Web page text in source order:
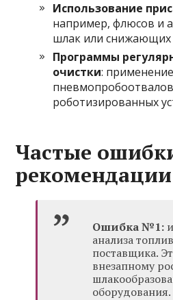
Использование
например, флюсов и
шлак или снижающих
Программы
очистки: применение
роботизированных
Частые
рекомендации
Ошибка №1:
анализа
поставщика.
внезапному
оборудования.